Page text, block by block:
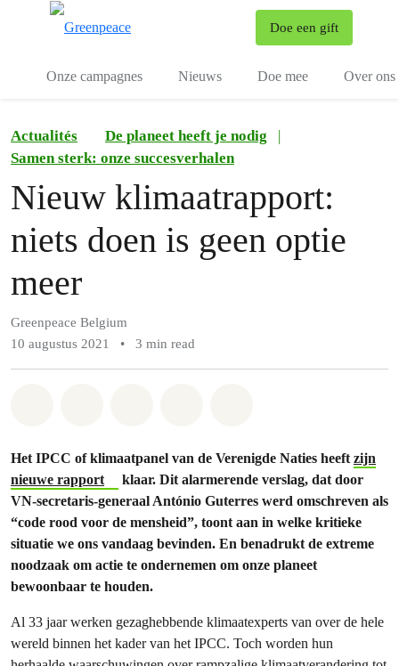
Doe een gift
Onze campagnes Nieuws Doe mee Over ons
Actualités De planeet heeft je nodig
|
Samen sterk: onze succesverhalen
Nieuw klimaatrapport:
niets doen is geen optie
meer
Greenpeace Belgium
10 augustus 2021
• 3 min read
Het IPCC of klimaatpanel van de Verenigde Naties heeftzijn
nieuwe rapport
klaar. Dit alarmerende verslag, dat door
VN-secretaris-generaal António Guterres werd omschreven als
“code rood voor de mensheid”, toont aan in welke kritieke
situatie we ons vandaag bevinden. En benadrukt de extreme
noodzaak om actie te ondernemen om onze planeet
bewoonbaar te houden.
Al 33 jaar werken gezaghebbende klimaatexperts van over de hele
wereld binnen het kader van het IPCC. Toch worden hun